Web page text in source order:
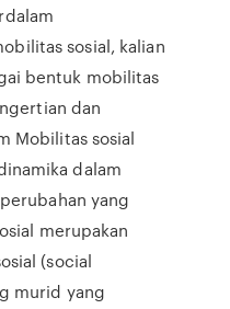
sosial, kalian
bentuk mobilitas
dan
Mobilitas sosial
dalam
yang
merupakan
(social
murid yang